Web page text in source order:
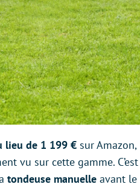
lieu de 1 199 € sur
vu sur cette gamme. C’est
tondeuse manuelle avant